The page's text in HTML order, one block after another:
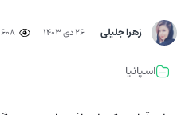
زهرا جلیلی ۲۶ دی ۱۴۰۳ 6,608
اسپانیا